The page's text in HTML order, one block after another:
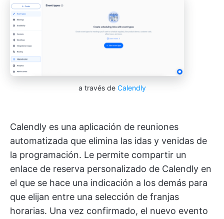
a través de Calendly
Calendly es una aplicación de reuniones
automatizada que elimina las idas y venidas de
la programación. Le permite compartir un
enlace de reserva personalizado de Calendly en
el que se hace una indicación a los demás para
que elijan entre una selección de franjas
horarias. Una vez confirmado, el nuevo evento